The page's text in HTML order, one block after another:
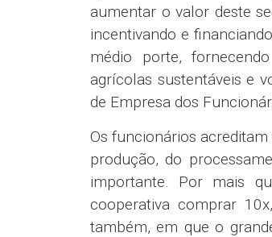
aumentar o valor deste
incentivando e
médio porte,
agrícolas sustentáveis e
de Empresa dos
Os funcionários
produção, do
importante. Por mais
cooperativa comprar
também, em que o